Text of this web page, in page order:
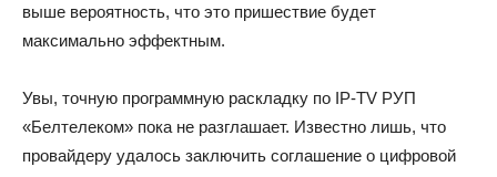
выше вероятность, что это пришествие будет
максимально эффектным.
Увы, точную программную раскладку по IP-TV РУП
«Белтелеком» пока не разглашает. Известно лишь, что
провайдеру удалось заключить соглашение о цифровой